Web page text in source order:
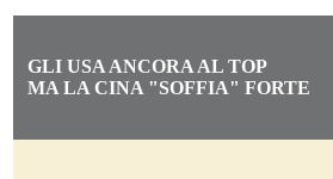
GLI USA ANCORA AL TOP
MA LA CINA "SOFFIA" FORTE